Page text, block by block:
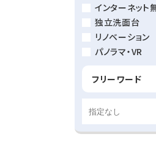
インターネット
独立洗面台
リノベーション
パノラマ・VR
フリーワード